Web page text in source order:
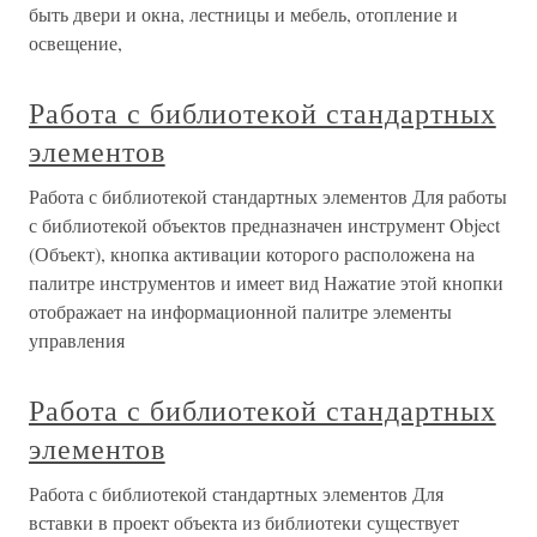
быть двери и окна, лестницы и мебель, отопление и
освещение,
Работа с библиотекой стандартных
элементов
Работа с библиотекой стандартных элементов Для работы
с библиотекой объектов предназначен инструмент Object
(Объект), кнопка активации которого расположена на
палитре инструментов и имеет вид Нажатие этой кнопки
отображает на информационной палитре элементы
управления
Работа с библиотекой стандартных
элементов
Работа с библиотекой стандартных элементов Для
вставки в проект объекта из библиотеки существует